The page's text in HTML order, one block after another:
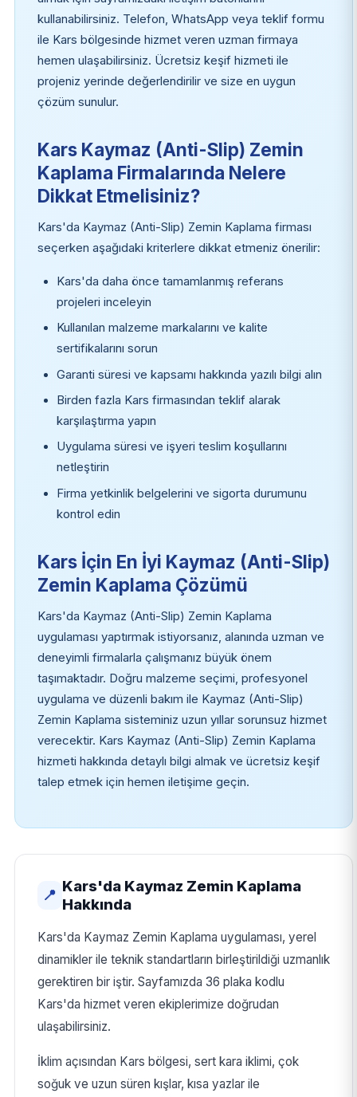
kullanabilirsiniz. Telefon, WhatsApp veya teklif formu
ile Kars bölgesinde hizmet veren uzman firmaya
hemen ulaşabilirsiniz. Ücretsiz keşif hizmeti ile
projeniz yerinde değerlendirilir ve size en uygun
çözüm sunulur.
Kars Kaymaz (Anti-Slip) Zemin
Kaplama Firmalarında Nelere
Dikkat Etmelisiniz?
Kars'da Kaymaz (Anti-Slip) Zemin Kaplama firması
seçerken aşağıdaki kriterlere dikkat etmeniz önerilir:
Kars'da daha önce tamamlanmış referans
projeleri inceleyin
Kullanılan malzeme markalarını ve kalite
sertifikalarını sorun
Garanti süresi ve kapsamı hakkında yazılı bilgi alın
Birden fazla Kars firmasından teklif alarak
karşılaştırma yapın
Uygulama süresi ve işyeri teslim koşullarını
netleştirin
Firma yetkinlik belgelerini ve sigorta durumunu
kontrol edin
Kars İçin En İyi Kaymaz (Anti-Slip)
Zemin Kaplama Çözümü
Kars'da Kaymaz (Anti-Slip) Zemin Kaplama
uygulaması yaptırmak istiyorsanız, alanında uzman ve
deneyimli firmalarla çalışmanız büyük önem
taşımaktadır. Doğru malzeme seçimi, profesyonel
uygulama ve düzenli bakım ile Kaymaz (Anti-Slip)
Zemin Kaplama sisteminiz uzun yıllar sorunsuz hizmet
verecektir. Kars Kaymaz (Anti-Slip) Zemin Kaplama
hizmeti hakkında detaylı bilgi almak ve ücretsiz keşif
talep etmek için hemen iletişime geçin.
📍
Kars'da Kaymaz Zemin Kaplama
Hakkında
Kars'da Kaymaz Zemin Kaplama uygulaması, yerel
dinamikler ile teknik standartların birleştirildiği uzmanlık
gerektiren bir iştir. Sayfamızda 36 plaka kodlu
Kars'da hizmet veren ekiplerimize doğrudan
ulaşabilirsiniz.
İklim açısından Kars bölgesi, sert kara iklimi, çok
soğuk ve uzun süren kışlar, kısa yazlar ile